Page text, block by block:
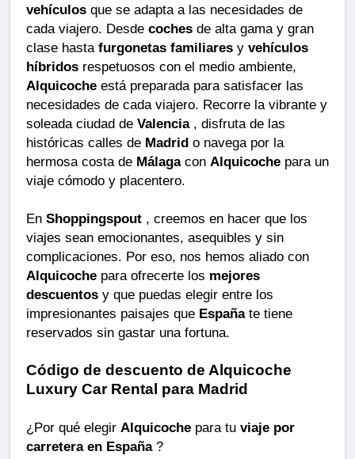
vehículos que se adapta a las necesidades de
cada viajero. Desde coches de alta gama y gran
clase hasta furgonetas familiares y vehículos
híbridos respetuosos con el medio ambiente,
Alquicoche está preparada para satisfacer las
necesidades de cada viajero. Recorre la vibrante y
soleada ciudad de Valencia, disfruta de las
históricas calles de Madrid o navega por la
hermosa costa de Málagacon Alquicoche para un
viaje cómodo y placentero.
En Shoppingspout , creemos en hacer que los
viajes sean emocionantes, asequibles y sin
complicaciones. Por eso, nos hemos aliado con
Alquicoche para ofrecerte los mejores
descuentos y que puedas elegir entre los
impresionantes paisajes que Españate tiene
reservados sin gastar una fortuna.
Código de descuento de Alquicoche
Luxury Car Rental para Madrid
¿Por qué elegir Alquicoche para tu viaje por
carretera en España?